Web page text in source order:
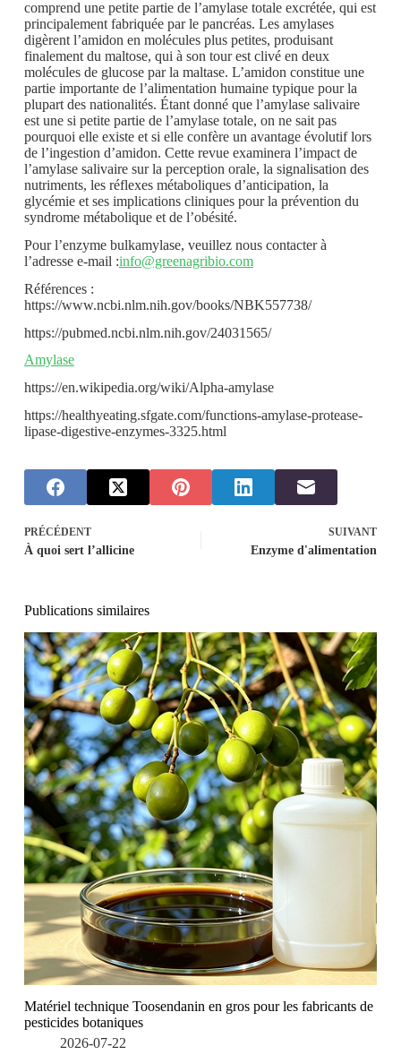
comprend une petite partie de l’amylase totale excrétée, qui est
principalement fabriquée par le pancréas. Les amylases
digèrent l’amidon en molécules plus petites, produisant
finalement du maltose, qui à son tour est clivé en deux
molécules de glucose par la maltase. L’amidon constitue une
partie importante de l’alimentation humaine typique pour la
plupart des nationalités. Étant donné que l’amylase salivaire
est une si petite partie de l’amylase totale, on ne sait pas
pourquoi elle existe et si elle confère un avantage évolutif lors
de l’ingestion d’amidon. Cette revue examinera l’impact de
l’amylase salivaire sur la perception orale, la signalisation des
nutriments, les réflexes métaboliques d’anticipation, la
glycémie et ses implications cliniques pour la prévention du
syndrome métabolique et de l’obésité.
Pour l’enzyme bulkamylase, veuillez nous contacter à
l’adresse e-mail :info@greenagribio.com
Références :
https://www.ncbi.nlm.nih.gov/books/NBK557738/
https://pubmed.ncbi.nlm.nih.gov/24031565/
Amylase
https://en.wikipedia.org/wiki/Alpha-amylase
https://healthyeating.sfgate.com/functions-amylase-protease-
lipase-digestive-enzymes-3325.html
PRÉCÉDENT
À quoi sert l’allicine
SUIVANT
Enzyme d'alimentation
Publications similaires
Matériel technique Toosendanin en gros pour les fabricants de
pesticides botaniques
2026-07-22